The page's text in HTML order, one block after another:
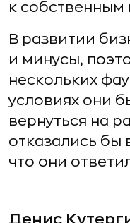
к собственным
В развитии
и минусы,
нескольких
условиях они
вернуться на
отказались бы
что они
Денис